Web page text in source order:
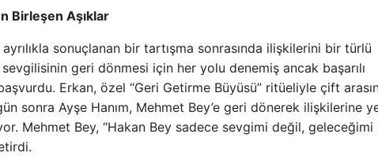
Birleşen Aşıklar
sonuçlanan bir tartışma sonrasında ilişkilerini bir türlü
geri dönmesi için her yolu denemiş ancak başarılı
Erkan, özel “Geri Getirme Büyüsü” ritüeliyle çift
sonra Ayşe Hanım, Mehmet Bey’e geri dönerek ilişkilerine
Mehmet Bey, “Hakan Bey sadece sevgimi değil, geleceğimi